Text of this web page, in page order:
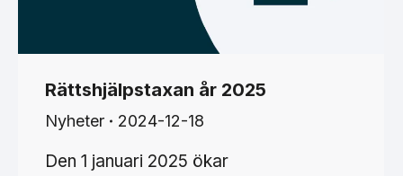
Rättshjälpstaxan år 2025
Nyheter 2024-12-18
Den 1 januari 2025 ökar